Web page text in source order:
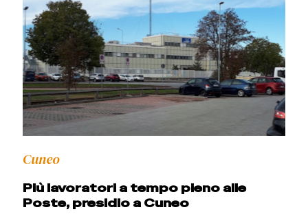
Cuneo
Più lavoratori a tempo pieno alle
Poste, presidio a Cuneo